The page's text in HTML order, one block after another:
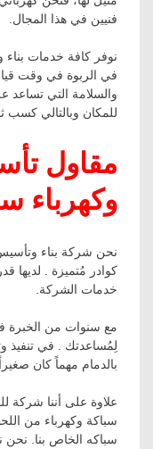
فنيين في هذا المجال.
نوفر كافة خدمات بناء
في الربوة في وقت
والسلامة التي تساعد
للمكان وبالتالي كسب
مقاول
وكهرباء
نحن شركة بناء
كوادر مُتميزة . لديها
خدمات الشركة.
مع سنوات من الخبرة
لِمُساعدتك . في تنفيذ
بالدمام مهماً كان صغيراً
علاوة على أننا شركة
سباكة وكهرباء من
سباكه الخاص بنا. نحن